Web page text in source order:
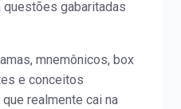
gabaritadas
mnemônicos, box
e conceitos
realmente cai na